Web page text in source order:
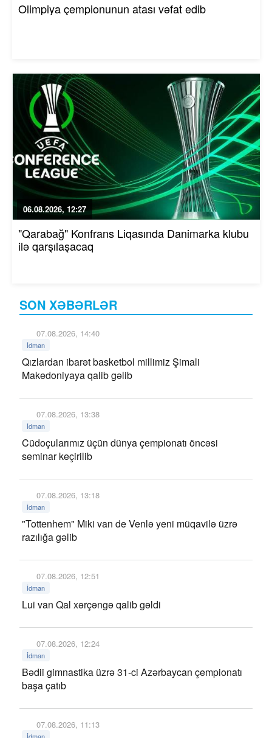
SON XƏBƏRLƏR
07.08.2026, 14:40
İdman
Qızlardan ibarət basketbol millimiz Şimali
Makedoniyaya qalib gəlib
07.08.2026, 13:38
İdman
Cüdoçularımız üçün dünya çempionatı öncəsi
seminar keçirilib
07.08.2026, 13:18
İdman
"Tottenhem" Miki van de Venlə yeni müqavilə üzrə
razılığa gəlib
07.08.2026, 12:51
İdman
Lui van Qal xərçəngə qalib gəldi
07.08.2026, 12:24
İdman
Bədii gimnastika üzrə 31-ci Azərbaycan çempionatı
başa çatıb
07.08.2026, 11:13
Olimpiya çempionunun atası vəfat edib
06.08.2026, 12:27
"Qarabağ" Konfrans Liqasında Danimarka klubu
ilə qarşılaşacaq